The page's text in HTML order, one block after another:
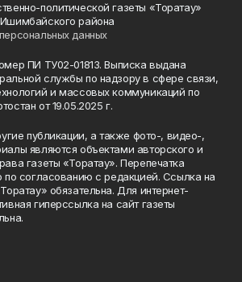
политической газеты «Торатау»
района
данных
ПИ ТУ02-01813. Выписка выдана
службы по надзору в сфере связи,
и массовых коммуникаций по
от 19.05.2025 г.
публикации, а также фото-, видео-,
являются объектами авторского и
газеты «Торатау». Перепечатка
по согласованию с редакцией. Ссылка на
обязательна. Для интернет-
гиперссылка на сайт газеты